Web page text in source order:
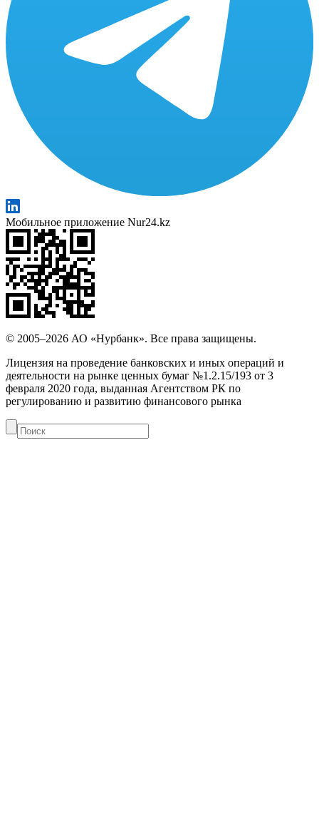
Мобильное приложение Nur24.kz
© 2005–2026 АО «Нурбанк». Все права защищены.
Лицензия на проведение банковских и иных операций и
деятельности на рынке ценных бумаг №1.2.15/193 от 3
февраля 2020 года, выданная Агентством РК по
регулированию и развитию финансового рынка